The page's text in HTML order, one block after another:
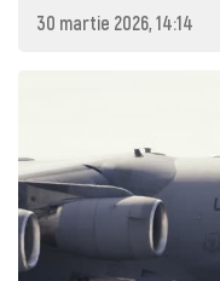
30 martie 2026, 14:14